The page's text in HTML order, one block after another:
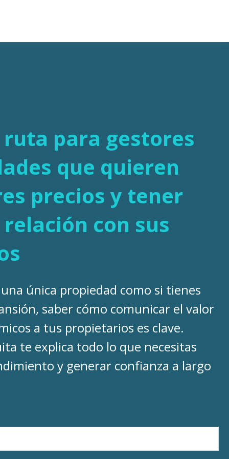
para gestores
que quieren
precios y tener
con sus
única propiedad como si tienes
saber cómo comunicar el valor
a tus propietarios es clave.
te explica todo lo que necesitas
y generar confianza a largo